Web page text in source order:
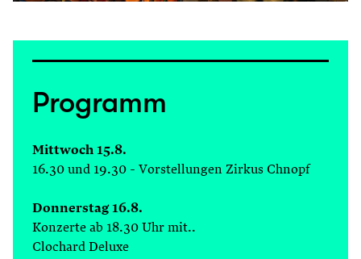
Programm
Mittwoch 15.8.
16.30 und 19.30 - Vorstellungen Zirkus Chnopf
Donnerstag 16.8.
Konzerte ab 18.30 Uhr mit..
Clochard Deluxe